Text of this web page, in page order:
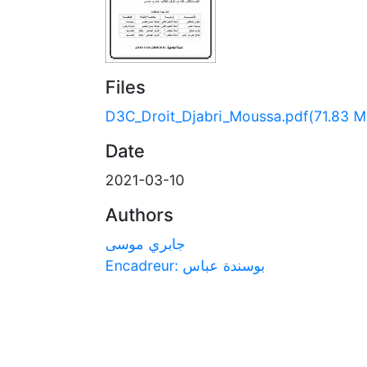
Files
D3C_Droit_Djabri_Moussa.pdf(71.83
Date
2021-03-10
Authors
جابري موسى
Encadreur: بوسندة عباس